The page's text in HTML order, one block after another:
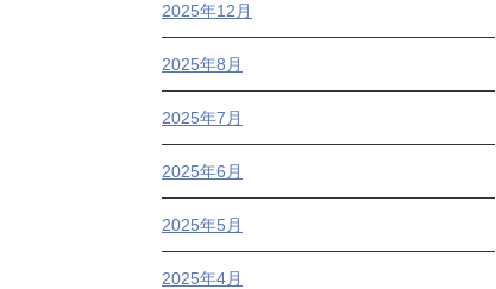
2025年12月
2025年8月
2025年7月
2025年6月
2025年5月
2025年4月